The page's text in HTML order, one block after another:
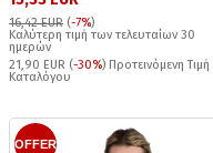
16,42 EUR (-7%)
Καλύτερη τιμή των τελευταίων 30
ημερών
21,90 EUR (-30%) Προτεινόμενη Τιμή
Καταλόγου
OFFER